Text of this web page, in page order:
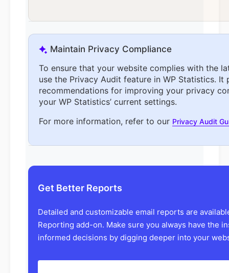
Maintain Privacy Compliance
To ensure that your website complies with the
use the Privacy Audit feature in WP Statistics. It
recommendations for improving your privacy
your WP Statistics’ current settings.
For more information, refer to our Privacy Audit
Get Better Reports
Detailed and customizable email reports are
Reporting add-on. Make sure you always have the
informed decisions by digging deeper into your